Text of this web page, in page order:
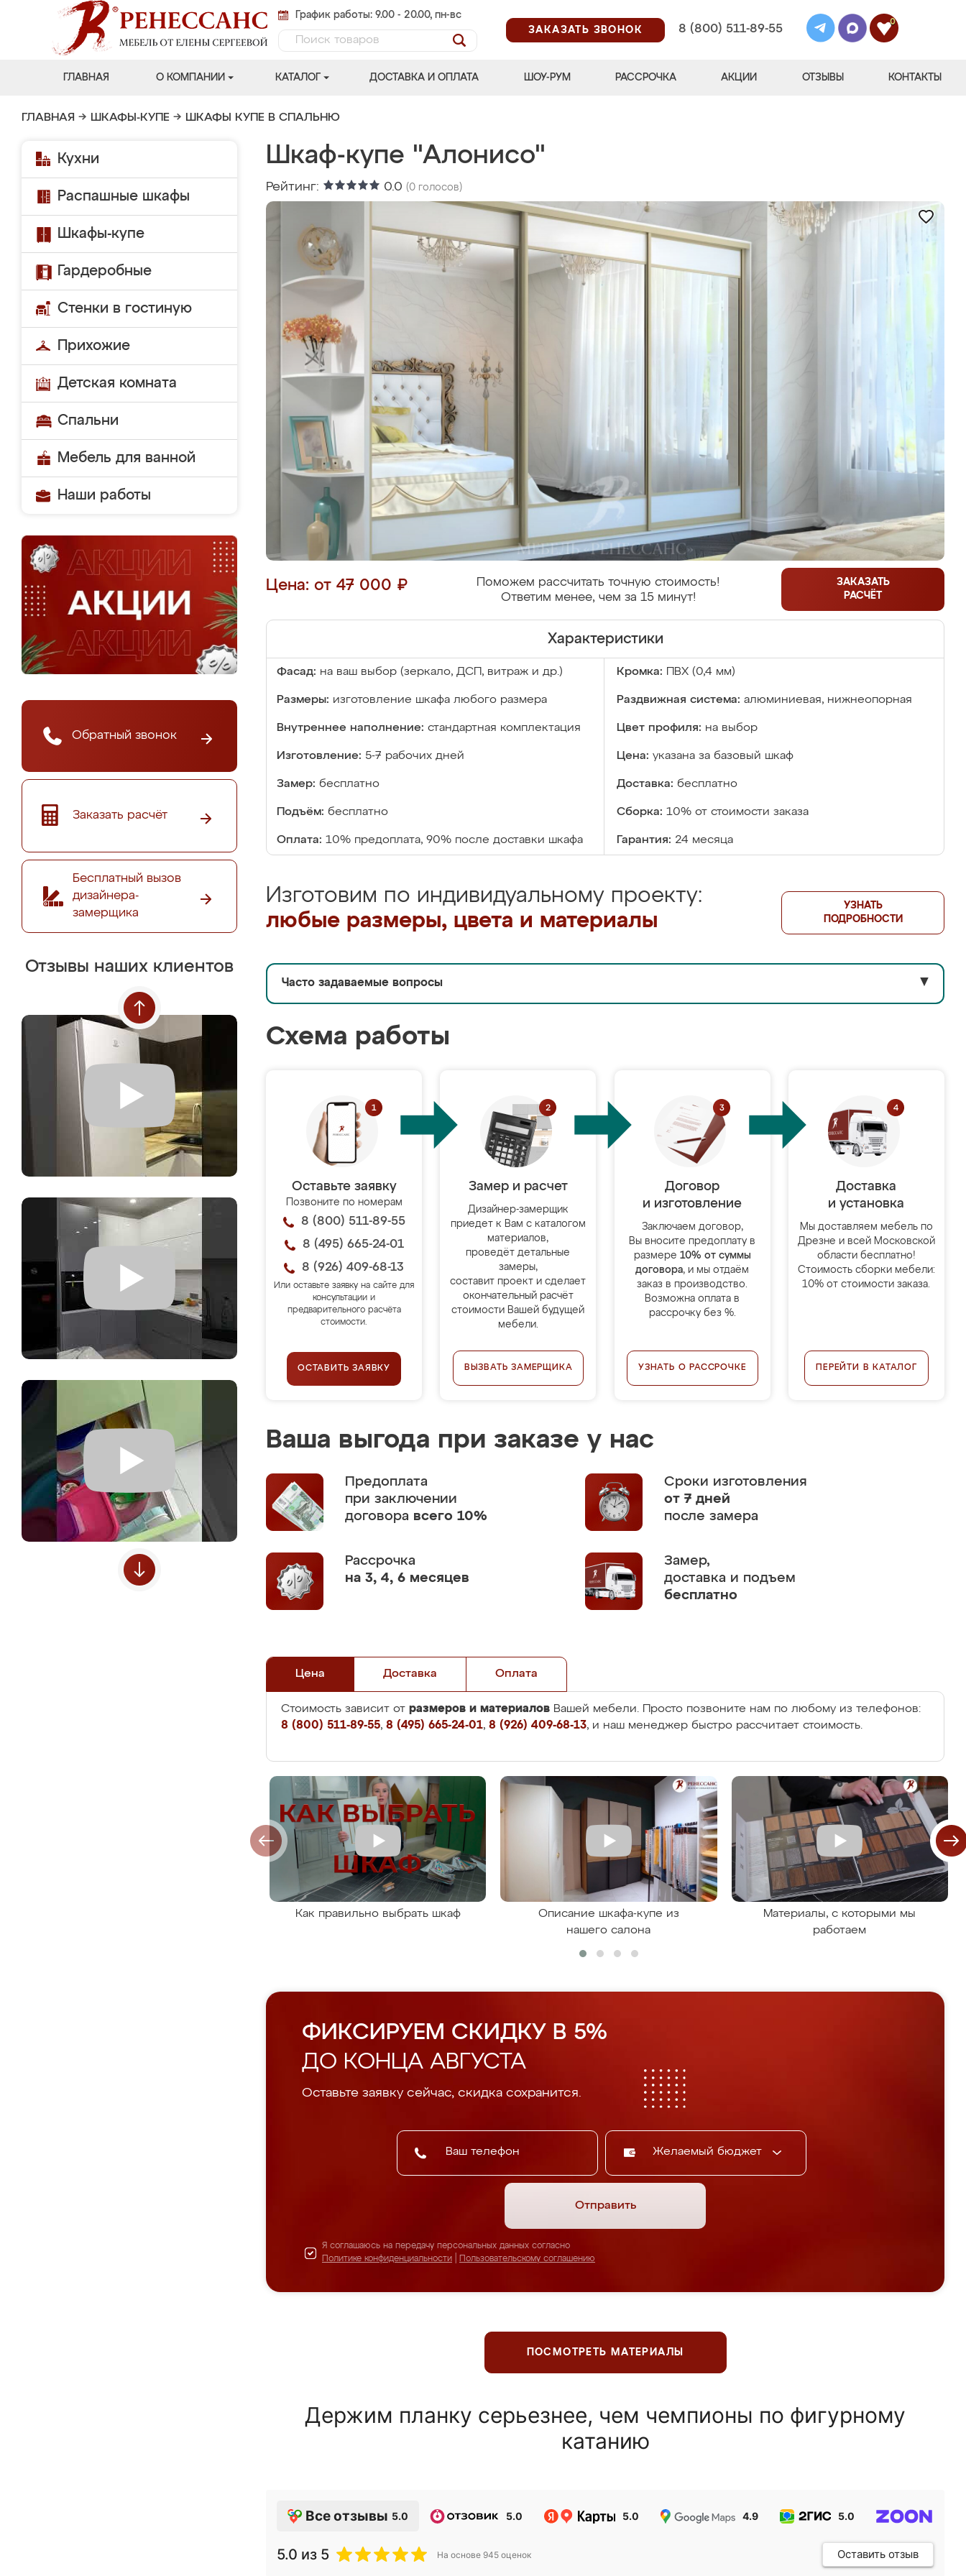
График работы: 9.00 - 20.00, пн-вс
ЗАКАЗАТЬ ЗВОНОК
8 (800) 511-89-55
0
ГЛАВНАЯ О КОМПАНИИ КАТАЛОГ ДОСТАВКА И ОПЛАТА ШОУ-РУМ РАССРОЧКА АКЦИИ ОТЗЫВЫ КОНТАКТЫ
ГЛАВНАЯ → ШКАФЫ-КУПЕ → ШКАФЫ КУПЕ В СПАЛЬНЮ
Кухни
Распашные шкафы
Шкафы-купе
Гардеробные
Стенки в гостиную
Прихожие
Детская комната
Спальни
Мебель для ванной
Наши работы
Обратный звонок
Заказать расчёт
Бесплатный вызов
дизайнера-
замерщика
Отзывы наших клиентов
Шкаф-купе "Алонисо"
Рейтинг: 0.0 (0 голосов)
Цена: от 47 000 ₽
Поможем рассчитать точную стоимость!
Ответим менее, чем за 15 минут!
ЗАКАЗАТЬ
РАСЧЁТ
Характеристики
Фасад: на ваш выбор (зеркало, ДСП, витраж и др.) Кромка: ПВХ (0,4 мм)
Размеры: изготовление шкафа любого размера Раздвижная система: алюминиевая, нижнеопорная
Внутреннее наполнение: стандартная комплектация Цвет профиля: на выбор
Изготовление: 5-7 рабочих дней Цена: указана за базовый шкаф
Замер: бесплатно Доставка: бесплатно
Подъём: бесплатно Сборка: 10% от стоимости заказа
Оплата: 10% предоплата, 90% после доставки шкафа Гарантия: 24 месяца
Изготовим по индивидуальному проекту:
любые размеры, цвета и материалы
УЗНАТЬ
ПОДРОБНОСТИ
Часто задаваемые вопросы ▼
Схема работы
Оставьте заявку
Позвоните по номерам
8 (800) 511-89-55
8 (495) 665-24-01
8 (926) 409-68-13
Или оставьте заявку на сайте для
консультации и
предварительного расчёта
стоимости.
ОСТАВИТЬ ЗАЯВКУ
Замер и расчет
Дизайнер-замерщик
приедет к Вам с каталогом
материалов,
проведёт детальные
замеры,
составит проект и сделает
окончательный расчёт
стоимости Вашей будущей
мебели.
ВЫЗВАТЬ ЗАМЕРЩИКА
Договор
и изготовление
Заключаем договор,
Вы вносите предоплату в
размере 10% от суммы
договора, и мы отдаём
заказ в производство.
Возможна оплата в
рассрочку без %.
УЗНАТЬ О РАССРОЧКЕ
Доставка
и установка
Мы доставляем мебель по
Дрезне и всей Московской
области бесплатно!
Стоимость сборки мебели:
10% от стоимости заказа.
ПЕРЕЙТИ В КАТАЛОГ
Ваша выгода при заказе у нас
Предоплата
при заключении
договора всего 10%
Сроки изготовления
от 7 дней
после замера
Рассрочка
на 3, 4, 6 месяцев
Замер,
доставка и подъем
бесплатно
Цена Доставка Оплата
Стоимость зависит от размеров и материалов Вашей мебели. Просто позвоните нам по любому из телефонов:
8 (800) 511-89-55, 8 (495) 665-24-01, 8 (926) 409-68-13, и наш менеджер быстро рассчитает стоимость.
Как правильно выбрать шкаф
Описание шкафа-купе из
нашего салона
Материалы, с которыми мы
работаем
ФИКСИРУЕМ СКИДКУ В 5%
ДО КОНЦА АВГУСТА
Оставьте заявку сейчас, скидка сохранится.
Желаемый бюджет
Отправить
Я соглашаюсь на передачу персональных данных согласно
Политике конфиденциальности
Пользовательскому соглашению
ПОСМОТРЕТЬ МАТЕРИАЛЫ
Держим планку серьезнее, чем чемпионы по фигурному
катанию
Все отзывы 5.0 5.0 5.0 4.9 5.0
5.0 из 5 На основе 945 оценок Оставить отзыв